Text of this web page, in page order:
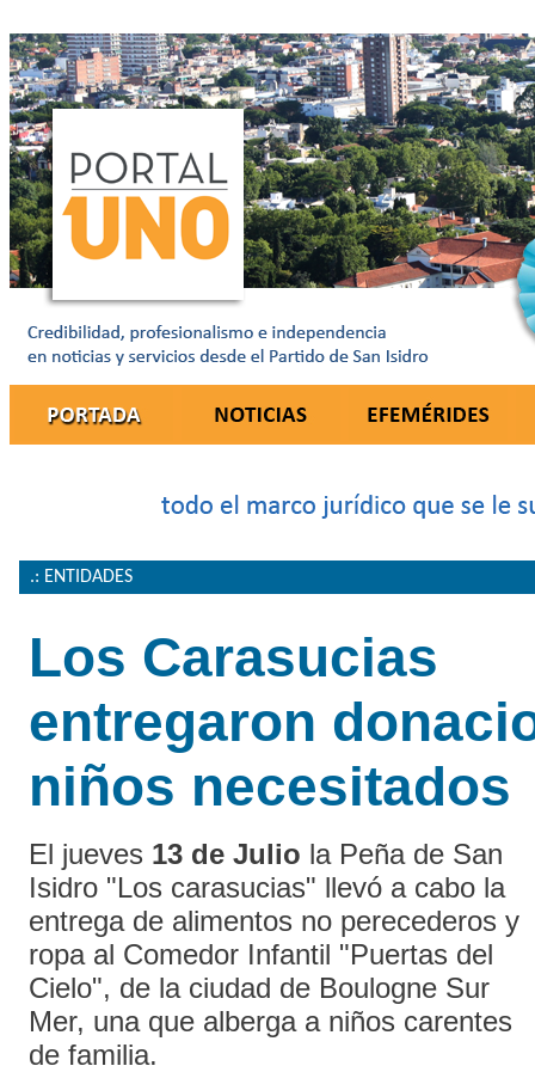
.: ENTIDADES
Los Carasucias
entregaron
niños necesitados
El jueves 13 de Julio la Peña de San
Isidro "Los carasucias" llevó a cabo la
entrega de alimentos no perecederos y
ropa al Comedor Infantil "Puertas del
Cielo", de la ciudad de Boulogne Sur
Mer, una que alberga a niños carentes
de familia.